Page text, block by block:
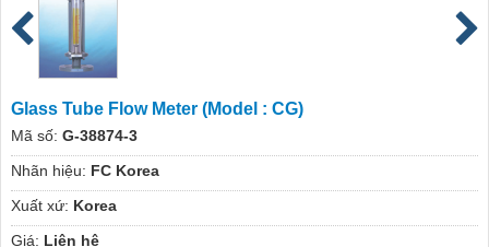
Glass Tube Flow Meter (Model : CG)
Mã số: G-38874-3
Nhãn hiệu: FC Korea
Xuất xứ: Korea
Giá: Liên hệ